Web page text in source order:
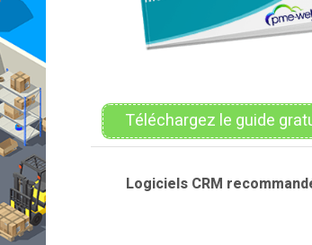
Téléchargez le guide
Logiciels CRM